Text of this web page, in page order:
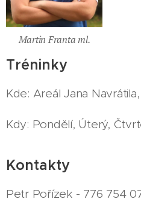
Martin Franta ml.
Tréninky
Kde: Areál Jana
Kdy: Pondělí, Úterý,
Kontakty
Petr Pořízek - 776 754